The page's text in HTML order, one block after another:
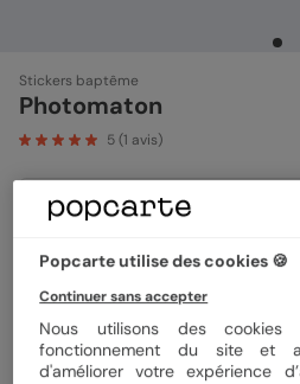
Stickers baptême
Photomaton
5(1 avis)
Format
Popcarte utilise des cookies 🍪
Continuer sans accepter
Nous utilisons des
fonctionnement du site et
d'améliorer votre expérience